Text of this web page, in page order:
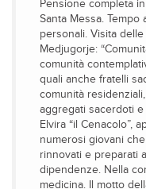
Pensione completa
Santa Messa.
personali. Visita
Medjugorje:
comunità
quali anche fratelli
comunità
aggregati sacerdoti e
Elvira “il Cenacolo”,
numerosi giovani
rinnovati e preparati
dipendenze. Nella
medicina. Il motto